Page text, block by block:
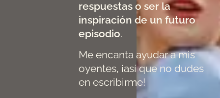
respuestas o ser la
inspiración de un futuro
episodio.
Me encanta ayudar a mis
oyentes, ¡así que no dudes
en escribirme!